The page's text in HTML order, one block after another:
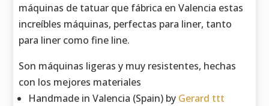
máquinas de tatuar que fábrica en Valencia estas
increíbles máquinas, perfectas para liner, tanto
para liner como fine line.
Son máquinas ligeras y muy resistentes, hechas
con los mejores materiales
Handmade in Valencia (Spain) by Gerard ttt